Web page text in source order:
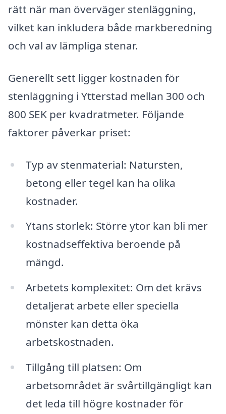
rätt när man överväger stenläggning,
vilket kan inkludera både markberedning
och val av lämpliga stenar.
Generellt sett ligger kostnaden för
stenläggning i Ytterstad mellan 300 och
800 SEK per kvadratmeter. Följande
faktorer påverkar priset:
Typ av stenmaterial: Natursten,
betong eller tegel kan ha olika
kostnader.
Ytans storlek: Större ytor kan bli mer
kostnadseffektiva beroende på
mängd.
Arbetets komplexitet: Om det krävs
detaljerat arbete eller speciella
mönster kan detta öka
arbetskostnaden.
Tillgång till platsen: Om
arbetsområdet är svårtillgängligt kan
det leda till högre kostnader för